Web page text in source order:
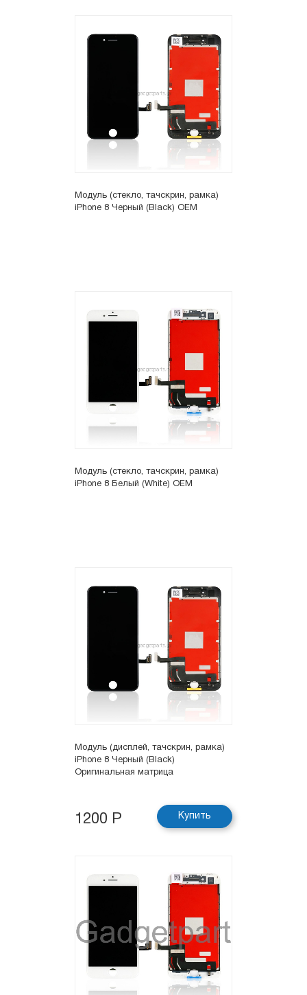
Модуль (стекло, тачскрин, рамка)
iPhone 8 Черный (Black) OEM
Модуль (стекло, тачскрин, рамка)
iPhone 8 Белый (White) OEM
Модуль (дисплей, тачскрин, рамка)
iPhone 8 Черный (Black)
Оригинальная матрица
1200 Р Купить